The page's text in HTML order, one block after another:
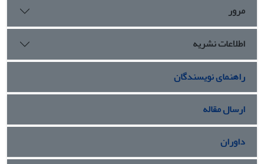
مرور
اطلاعات نشریه
راهنمای نویسندگان
ارسال مقاله
داوران